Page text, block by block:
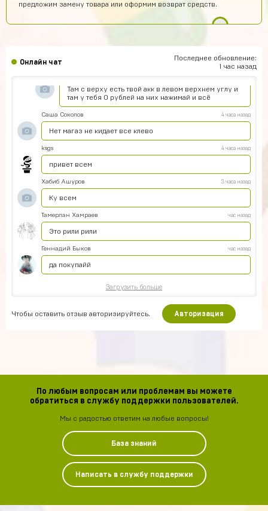
предложим замену товара или оформим возврат средств.
Онлайн чат
Последнее обновление:
1 час назад
Vladimir Shumskiy
Там с верху есть твой акк в левом верхнем углу и
там у тебя 0 рублей на них нажимай и всё
Саша Соколов 4 часа назад
Нет магаз не кидает все клево
ksgs 4 часа назад
привет всем
Хабиб Ашуров 3 часа назад
Ку всем
Тамерлан Хамраев час назад
Это рили рили
Геннадий Быков час назад
да покупайй
Загрузить больше
Чтобы оставить отзыв авторизируйтесь. Авторизация
По любым вопросам или проблемам вы можете
обратиться в службу поддержки пользователей.
Мы с радостью ответим на любые вопросы!
База знаний
Написать в службу поддержки